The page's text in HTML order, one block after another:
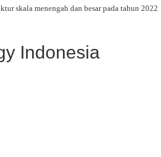
skala menengah dan besar pada tahun 2022
Indonesia